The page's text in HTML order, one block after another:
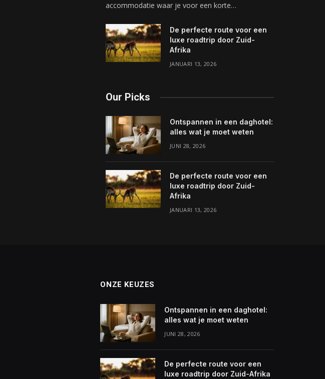
accommodatie waar je voor een korte…
De perfecte route voor een
luxe roadtrip door Zuid-
Afrika
JANUARI 13, 2026
Our Picks
Ontspannen in een daghotel:
alles wat je moet weten
JUNI 28, 2026
De perfecte route voor een
luxe roadtrip door Zuid-
Afrika
JANUARI 13, 2026
ONZE KEUZES
Ontspannen in een daghotel:
alles wat je moet weten
JUNI 28, 2026
De perfecte route voor een
luxe roadtrip door Zuid-Afrika